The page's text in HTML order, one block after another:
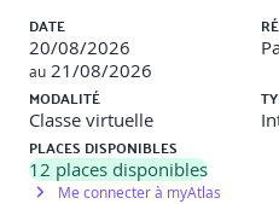
Conseils et stratégie de réussite
Simulations de questions type
Atelier pratique
: Passage
correction.
DATE
20/08/2026
au 21/08/2026
MODALITÉ
Classe virtuelle
PLACES DISPONIBLES
12 places disponibles
Me connecter à myAtlas